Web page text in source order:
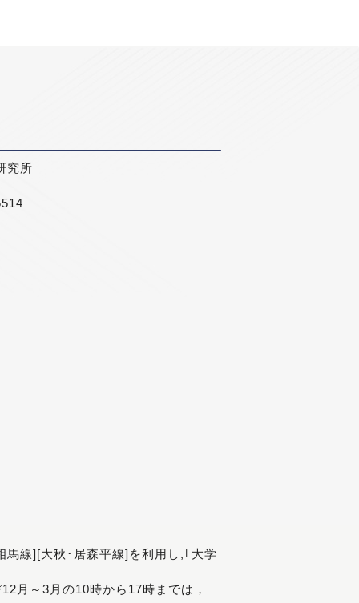
究所
線][大秋･居森平線]を利用し,｢大学
月～3月の10時から17時までは，